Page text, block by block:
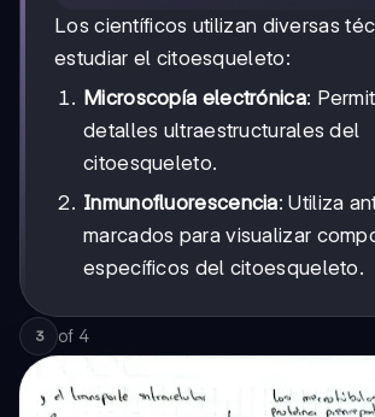
Los científicos utilizan diversas
estudiar el citoesqueleto:
Microscopía electrónica:
detalles ultraestructurales del
citoesqueleto.
Inmunofluorescencia: Utiliza
marcados para visualizar
específicos del citoesqueleto.
3 of 4